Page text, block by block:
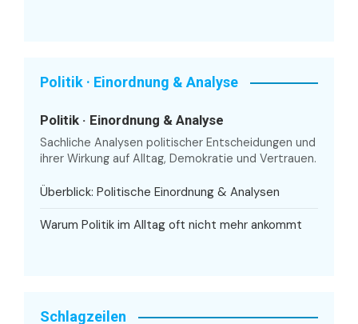
Politik · Einordnung & Analyse
Politik · Einordnung & Analyse
Sachliche Analysen politischer Entscheidungen und
ihrer Wirkung auf Alltag, Demokratie und Vertrauen.
Überblick: Politische Einordnung & Analysen
Warum Politik im Alltag oft nicht mehr ankommt
Schlagzeilen